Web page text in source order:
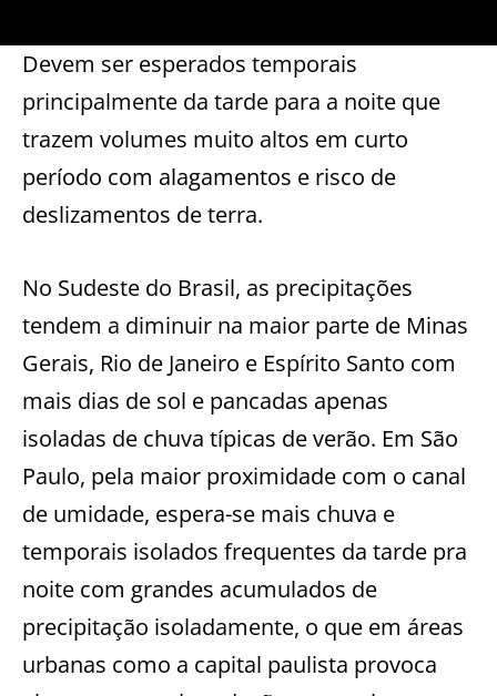
Devem ser esperados temporais
principalmente da tarde para a noite que
trazem volumes muito altos em curto
período com alagamentos e risco de
deslizamentos de terra.
No Sudeste do Brasil, as precipitações
tendem a diminuir na maior parte de Minas
Gerais, Rio de Janeiro e Espírito Santo com
mais dias de sol e pancadas apenas
isoladas de chuva típicas de verão. Em São
Paulo, pela maior proximidade com o canal
de umidade, espera-se mais chuva e
temporais isolados frequentes da tarde pra
noite com grandes acumulados de
precipitação isoladamente, o que em áreas
urbanas como a capital paulista provoca